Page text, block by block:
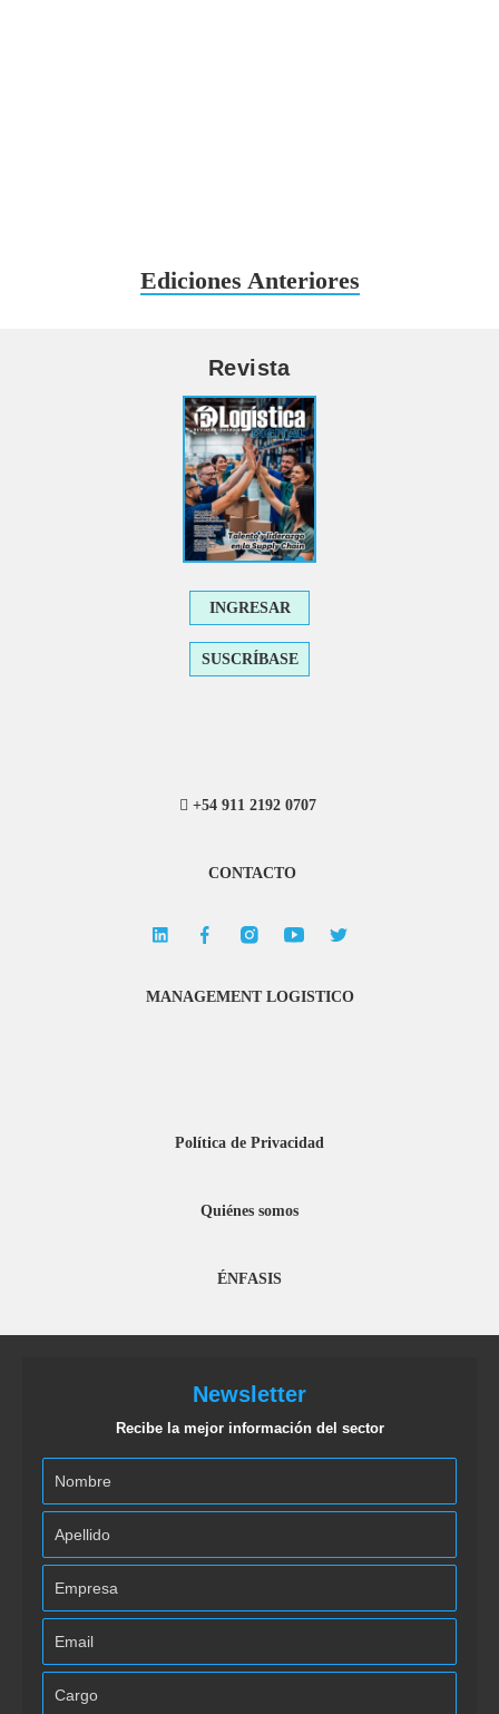
Ediciones Anteriores
Revista
INGRESAR
SUSCRÍBASE
+54 911 2192 0707
CONTACTO
MANAGEMENT LOGISTICO
Política de Privacidad
Quiénes somos
ÉNFASIS
Newsletter
Recibe la mejor información del sector